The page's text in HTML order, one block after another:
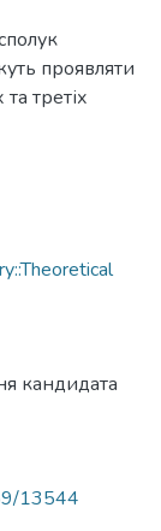
проявляти
третіх
кандидата
13544